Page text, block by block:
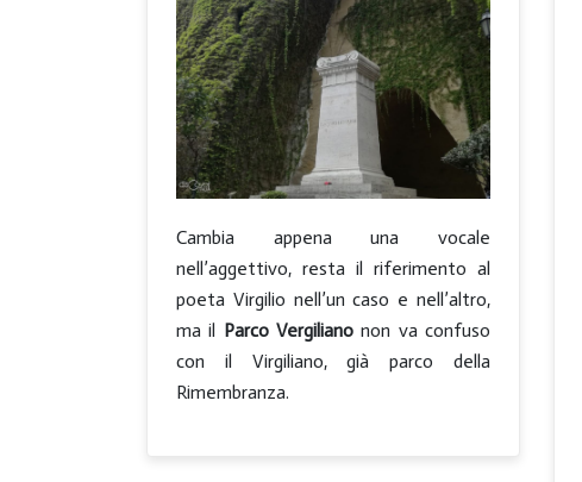
Cambia appena una vocale
nell’aggettivo, resta il riferimento al
poeta Virgilio nell’un caso e nell’altro,
ma il Parco Vergiliano non va confuso
con il Virgiliano, già parco della
Rimembranza.